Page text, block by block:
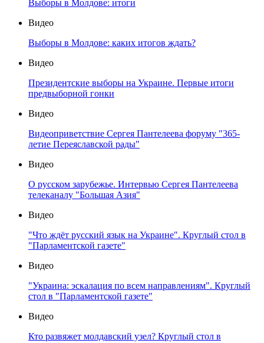
Выборы в Молдове: итоги
Видео
Выборы в Молдове: каких итогов ждать?
Видео
Президентские выборы на Украине. Первые итоги
предвыборной гонки
Видео
Видеоприветствие Сергея Пантелеева форуму "365-
летие Переяславской рады"
Видео
О русском зарубежье. Интервью Сергея Пантелеева
телеканалу "Большая Азия"
Видео
"Что ждёт русский язык на Украине". Круглый стол в
"Парламентской газете"
Видео
"Украина: эскалация по всем направлениям". Круглый
стол в "Парламентской газете"
Видео
Кто развяжет молдавский узел? Круглый стол в